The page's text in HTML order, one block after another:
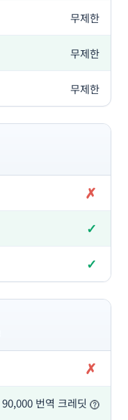
무제한
무제한
무제한
✗
✓
✓
✗
90,000 번역 크레딧